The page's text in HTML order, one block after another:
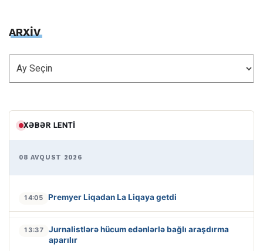
ARXİV
ARXİV
XƏBƏR LENTI
08 AVQUST 2026
14:05 Premyer Liqadan La Liqaya getdi
13:37
Jurnalistlərə hücum edənlərlə bağlı araşdırma
aparılır